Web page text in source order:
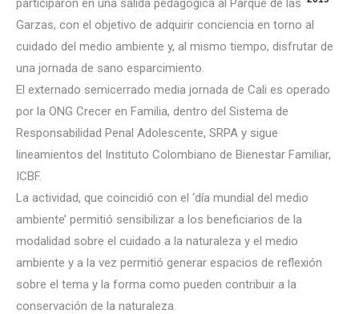
participaron en una salida pedagógica al Parque de las
Garzas, con el objetivo de adquirir conciencia en torno al
cuidado del medio ambiente y, al mismo tiempo, disfrutar de
una jornada de sano esparcimiento.
El externado semicerrado media jornada de Cali es operado
por la ONG Crecer en Familia, dentro del Sistema de
Responsabilidad Penal Adolescente, SRPA y sigue
lineamientos del Instituto Colombiano de Bienestar Familiar,
ICBF.
La actividad, que coincidió con el ‘día mundial del medio
ambiente’ permitió sensibilizar a los beneficiarios de la
modalidad sobre el cuidado a la naturaleza y el medio
ambiente y a la vez permitió generar espacios de reflexión
sobre el tema y la forma como pueden contribuir a la
conservación de la naturaleza.